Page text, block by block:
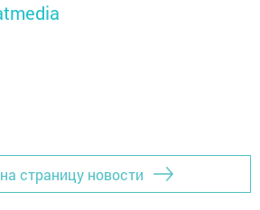
страницу новости